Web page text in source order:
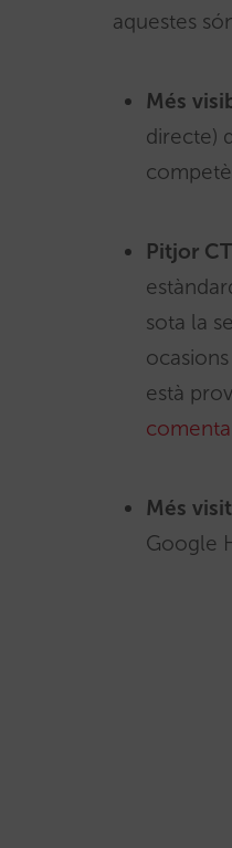
aquestes
Més
directe)
Pitjor
sota la
està
Més
Google